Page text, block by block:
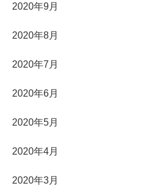
2020年9月
2020年8月
2020年7月
2020年6月
2020年5月
2020年4月
2020年3月